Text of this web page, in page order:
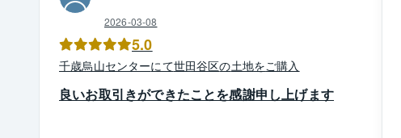
2026-03-08
5.0
千歳烏山センターにて世田谷区の土地をご購入
良いお取引きができたことを感謝申し上げます